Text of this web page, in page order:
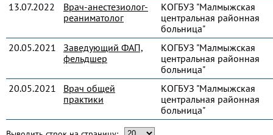
13.07.2022
Врач-анестезиолог-
реаниматолог
КОГБУЗ "Малмыжская
центральная районная
больница"
20.05.2021
Заведующий ФАП,
фельдшер
КОГБУЗ "Малмыжская
центральная районная
больница"
20.05.2021
Врач общей
практики
КОГБУЗ "Малмыжская
центральная районная
больница"